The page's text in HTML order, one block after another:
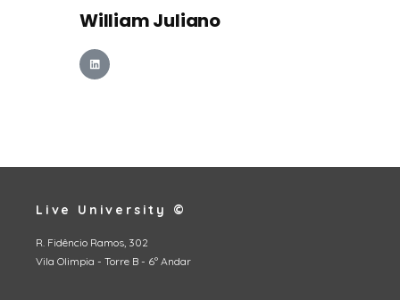
William Juliano
Live University ©
R. Fidêncio Ramos, 302
Vila Olimpia - Torre B - 6º Andar